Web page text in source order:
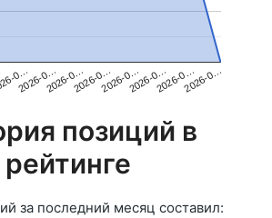
0…
2026-0…2026-0…2026-0…2026-0…2026-0…2026-0…2026-0…
позиций в
рейтинге
за последний месяц составил: